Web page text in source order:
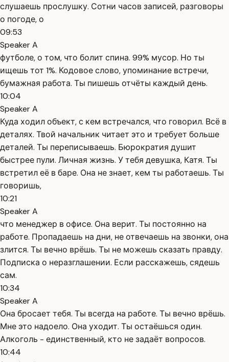
слушаешь прослушку. Сотни часов записей, разговоры
о погоде, о
09:53
Speaker A
футболе, о том, что болит спина. 99% мусор. Но ты
ищешь тот 1%. Кодовое слово, упоминание встречи,
бумажная работа. Ты пишешь отчёты каждый день.
10:04
Speaker A
Куда ходил объект, с кем встречался, что говорил. Всё в
деталях. Твой начальник читает это и требует больше
деталей. Ты переписываешь. Бюрократия душит
быстрее пули. Личная жизнь. У тебя девушка, Катя. Ты
встретил её в баре. Она не знает, кем ты работаешь. Ты
говоришь,
10:21
Speaker A
что менеджер в офисе. Она верит. Ты постоянно на
работе. Пропадаешь на дни, не отвечаешь на звонки, она
злится. Ты вечно врёшь. Ты не можешь сказать правду.
Подписка о неразглашении. Если расскажешь, сядешь
сам.
10:34
Speaker A
Она бросает тебя. Ты всегда на работе. Ты вечно врёшь.
Мне это надоело. Она уходит. Ты остаёшься один.
Алкоголь - единственный, кто не задаёт вопросов.
10:44